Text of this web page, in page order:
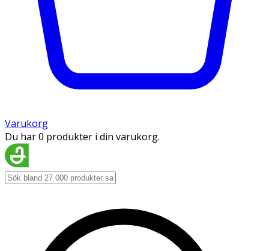
Varukorg
Du har 0 produkter i din varukorg.